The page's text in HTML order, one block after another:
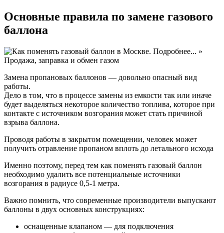
Основные правила по замене газового
баллона
Замена пропановых баллонов — довольно опасный вид
работы.
Дело в том, что в процессе замены из емкости так или иначе
будет выделяться некоторое количество топлива, которое при
контакте с источником возгорания может стать причиной
взрыва баллона.
Проводя работы в закрытом помещении, человек может
получить отравление пропаном вплоть до летального исхода
Именно поэтому, перед тем как поменять газовый баллон
необходимо удалить все потенциальные источники
возгорания в радиусе 0,5-1 метра.
Важно помнить, что современные производители выпускают
баллоны в двух основных конструкциях:
оснащенные клапаном — для подключения